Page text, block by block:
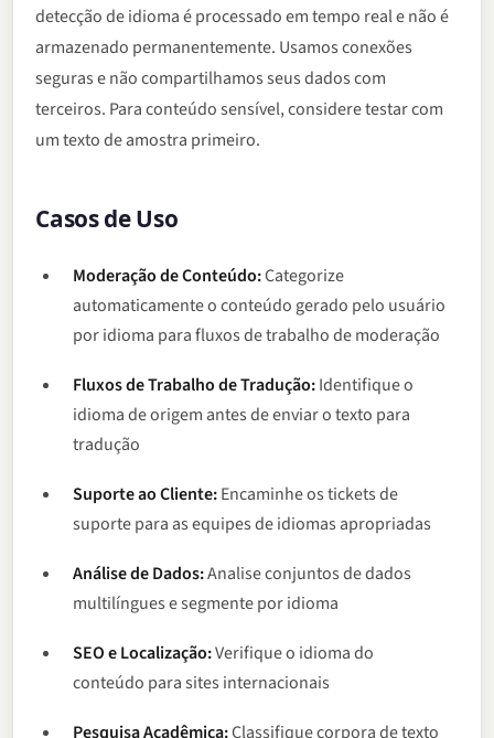
detecção de idioma é processado em tempo real e não é
armazenado permanentemente. Usamos conexões
seguras e não compartilhamos seus dados com
terceiros. Para conteúdo sensível, considere testar com
um texto de amostra primeiro.
Casos de Uso
Moderação de Conteúdo:Categorize
automaticamente o conteúdo gerado pelo usuário
por idioma para fluxos de trabalho de moderação
Fluxos de Trabalho de Tradução:Identifique o
idioma de origem antes de enviar o texto para
tradução
Suporte ao Cliente:Encaminhe os tickets de
suporte para as equipes de idiomas apropriadas
Análise de Dados:Analise conjuntos de dados
multilíngues e segmente por idioma
SEO e Localização:Verifique o idioma do
conteúdo para sites internacionais
Pesquisa Acadêmica:Classifique corpora de texto